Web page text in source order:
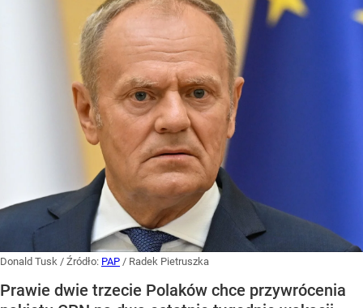
Donald Tusk / Źródło: PAP / Radek Pietruszka
Prawie dwie trzecie Polaków chce przywrócenia